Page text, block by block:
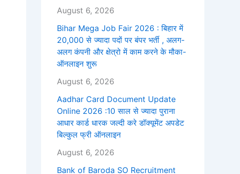
August 6, 2026
Bihar Mega Job Fair 2026 : बिहार में
20,000 से ज्यादा पदों पर बंपर भर्ती , अलग-
अलग कंपनी और क्षेत्रो में काम करने के मौका-
ऑनलाइन शुरू
August 6, 2026
Aadhar Card Document Update
Online 2026 :10 साल से ज्यादा पुराना
आधार कार्ड धारक जल्दी करे डॉक्यूमेंट अपडेट
बिल्कुल फ्री ऑनलाइन
August 6, 2026
Bank of Baroda SO Recruitment